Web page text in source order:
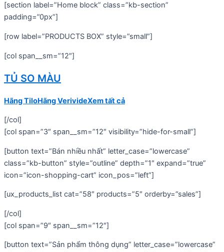
[section label=”Home block” class=”kb-section”
padding=”0px”]
[row label=”PRODUCTS BOX” style=”small”]
[col span__sm=”12″]
TỦ SO MÀU
Hãng TiloHãng VerivideXem tất cả
[/col]
[col span=”3″ span__sm=”12″ visibility=”hide-for-small”]
[button text=”Bán nhiều nhất” letter_case=”lowercase”
class=”kb-button” style=”outline” depth=”1″ expand=”true”
icon=”icon-shopping-cart” icon_pos=”left”]
[ux_products_list cat=”58″ products=”5″ orderby=”sales”]
[/col]
[col span=”9″ span__sm=”12″]
[button text=”Sản phẩm thông dụng” letter_case=”lowercase”